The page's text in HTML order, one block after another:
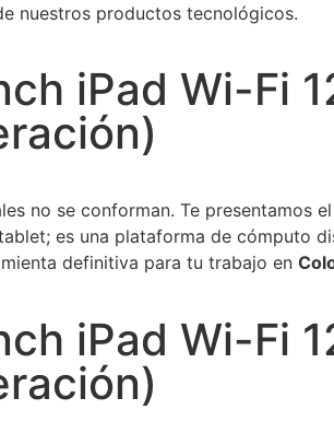
nuestros productos tecnológicos.
iPad Wi-Fi
no se conforman. Te presentamos el
es una plataforma de cómputo
definitiva para tu trabajo en
iPad Wi-Fi